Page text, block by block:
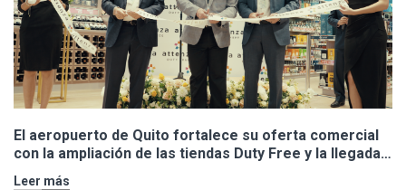
El aeropuerto de Quito fortalece su oferta comercial
con la ampliación de las tiendas Duty Free y la llegada
de Polo Ralph Lauren y Adidas
Leer más